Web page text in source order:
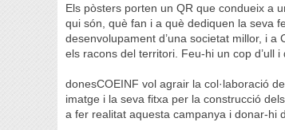
Els pòsters porten un QR que condueix a
qui són, què fan i a què dediquen la seva
desenvolupament d’una societat millor, i
els racons del territori. Feu-hi un cop d’ull
donesCOEINF vol agrair la col·laboració
imatge i la seva fitxa per la construcció
a fer realitat aquesta campanya i donar-hi